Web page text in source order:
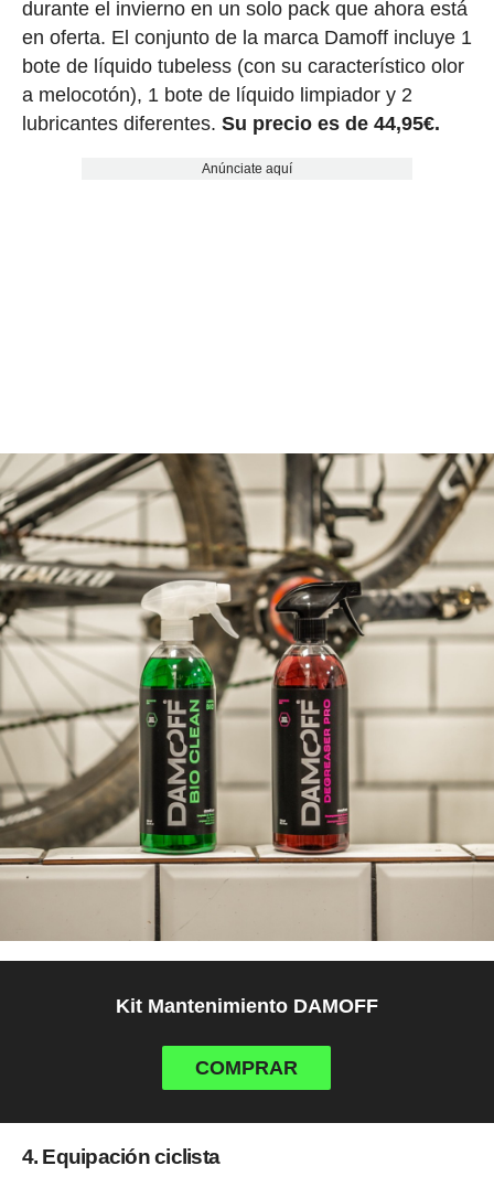
durante el invierno en un solo pack que ahora está
en oferta. El conjunto de la marca Damoff incluye 1
bote de líquido tubeless (con su característico olor
a melocotón), 1 bote de líquido limpiador y 2
lubricantes diferentes. Su precio es de 44,95€.
Anúnciate aquí
Kit Mantenimiento DAMOFF
COMPRAR
4. Equipación ciclista